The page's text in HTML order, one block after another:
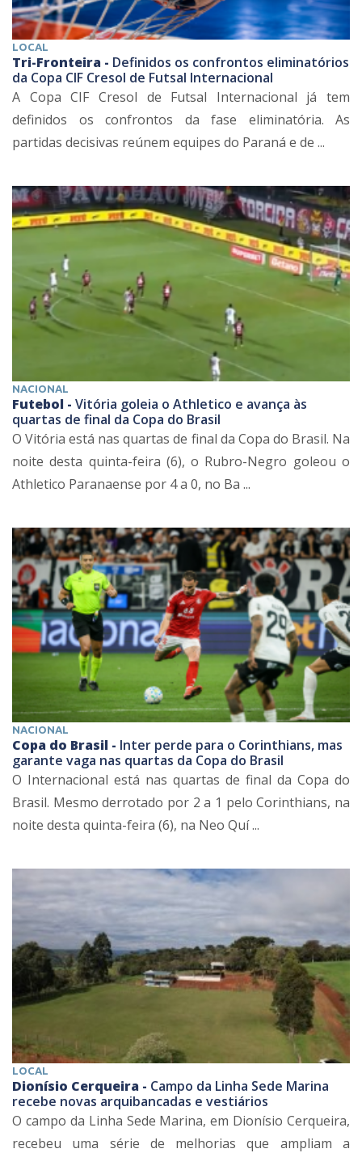
LOCAL
Tri-Fronteira - Definidos os confrontos eliminatórios
da Copa CIF Cresol de Futsal Internacional
A Copa CIF Cresol de Futsal Internacional já tem
definidos os confrontos da fase eliminatória. As
partidas decisivas reúnem equipes do Paraná e de ...
NACIONAL
Futebol - Vitória goleia o Athletico e avança às
quartas de final da Copa do Brasil
O Vitória está nas quartas de final da Copa do Brasil. Na
noite desta quinta-feira (6), o Rubro-Negro goleou o
Athletico Paranaense por 4 a 0, no Ba ...
NACIONAL
Copa do Brasil - Inter perde para o Corinthians, mas
garante vaga nas quartas da Copa do Brasil
O Internacional está nas quartas de final da Copa do
Brasil. Mesmo derrotado por 2 a 1 pelo Corinthians, na
noite desta quinta-feira (6), na Neo Quí ...
LOCAL
Dionísio Cerqueira - Campo da Linha Sede Marina
recebe novas arquibancadas e vestiários
O campo da Linha Sede Marina, em Dionísio Cerqueira,
recebeu uma série de melhorias que ampliam a